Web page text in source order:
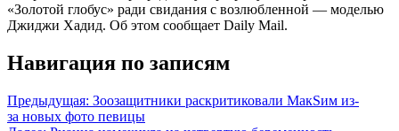
«Золотой глобус» ради свидания с возлюбленной — моделью
Джиджи Хадид. Об этом сообщает Daily Mail.
Навигация по записям
Предыдущая: Зоозащитники раскритиковали МакSим из-
за новых фото певицы